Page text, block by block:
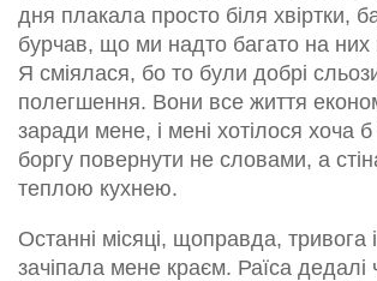
дня плакала просто біля хвіртки,
бурчав, що ми надто багато на них
Я сміялася, бо то були добрі
полегшення. Вони все життя
заради мене, і мені хотілося хоча
боргу повернути не словами, а
теплою кухнею.
Останні місяці, щоправда, тривога
зачіпала мене краєм. Раїса дедалі